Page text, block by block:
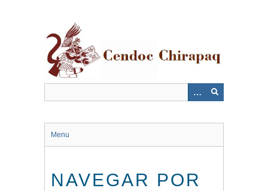
Menu
NAVEGAR POR